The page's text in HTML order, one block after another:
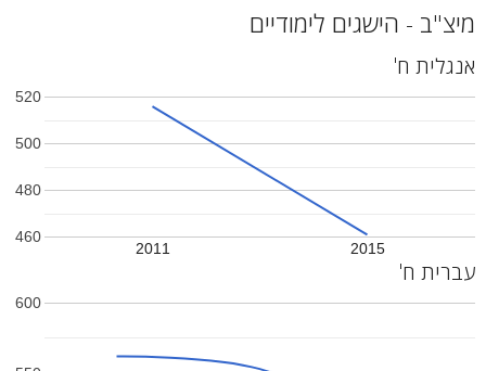
מיצ"ב - הישגים לימודיים
אנגלית ח'
2011 2015
460
480
500
520
עברית ח'
600